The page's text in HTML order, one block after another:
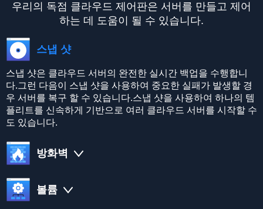
우리의 독점 클라우드 제어판은 서버를 만들고 제어
하는 데 도움이 될 수 있습니다.
스냅 샷
스냅 샷은 클라우드 서버의 완전한 실시간 백업을 수행합니
다.그런 다음이 스냅 샷을 사용하여 중요한 실패가 발생할 경
우 서버를 복구 할 수 있습니다.스냅 샷을 사용하여 하나의 템
플리트를 신속하게 기반으로 여러 클라우드 서버를 시작할 수
도 있습니다.
방화벽
볼륨